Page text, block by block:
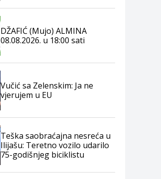
DŽAFIĆ (Mujo) ALMINA
08.08.2026. u 18:00 sati
Vučić sa Zelenskim: Ja ne
vjerujem u EU
Teška saobraćajna nesreća u
Ilijašu: Teretno vozilo udarilo
75-godišnjeg biciklistu